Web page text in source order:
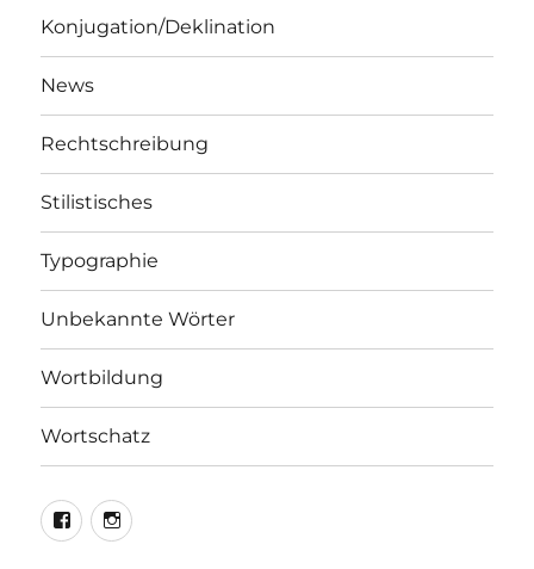
Konjugation/Deklination
News
Rechtschreibung
Stilistisches
Typographie
Unbekannte Wörter
Wortbildung
Wortschatz
LEO@Facebook
LEO@Instagram